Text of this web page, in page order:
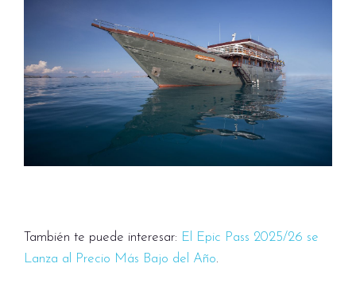
También te puede interesar: El Epic Pass 2025/26 se
Lanza al Precio Más Bajo del Año.